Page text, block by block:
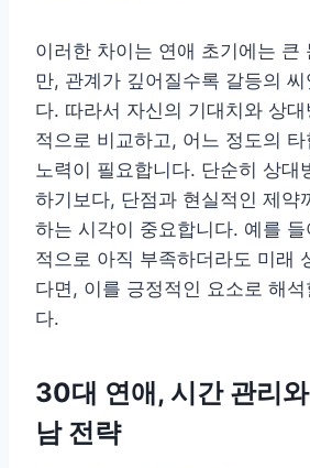
이러한 차이는 연애 초기에는 큰
만, 관계가 깊어질수록 갈등의
다. 따라서 자신의 기대치와 상
적으로 비교하고, 어느 정도의
노력이 필요합니다. 단순히 상대
하기보다, 단점과 현실적인 제약
하는 시각이 중요합니다. 예를
적으로 아직 부족하더라도 미래
다면, 이를 긍정적인 요소로 해
다.
30대 연애, 시간 관리
남 전략